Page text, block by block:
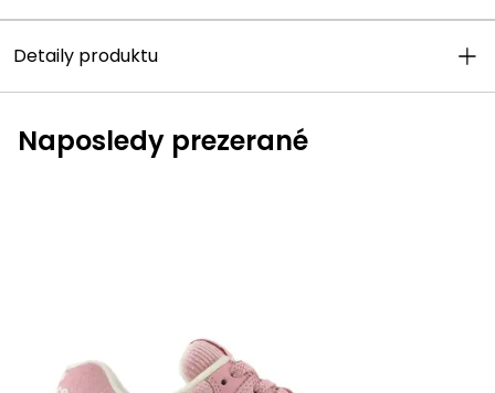
Detaily produktu
Naposledy prezerané